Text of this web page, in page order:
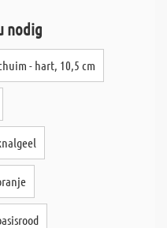
nodig
- hart, 10,5 cm